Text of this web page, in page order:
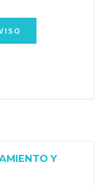
Y